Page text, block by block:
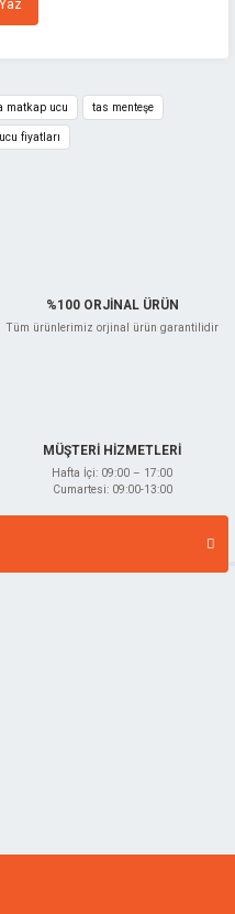
olmalı.
matkap ucu tas menteşe
fiyatları
%100 ORJİNAL ÜRÜN
Tüm ürünlerimiz orjinal ürün garantilidir
MÜŞTERİ HİZMETLERİ
Hafta İçi: 09:00 – 17:00
Cumartesi: 09:00-13:00